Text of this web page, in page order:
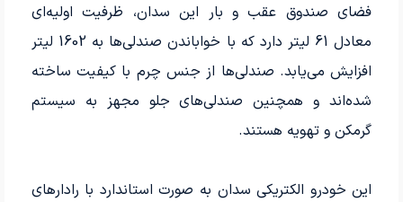
فضای صندوق عقب و بار این سدان، ظرفیت اولیه‌ای
معادل 61 لیتر دارد که با خواباندن صندلی‌ها به 1602 لیتر
افزایش می‌یابد. صندلی‌ها از جنس چرم با کیفیت ساخته
شده‌اند و همچنین صندلی‌های جلو مجهز به سیستم
گرمکن و تهویه هستند.
این خودرو الکتریکی سدان به صورت استاندارد با رادارهای